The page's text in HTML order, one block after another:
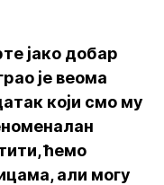
јако добар
је веома
који смо му
ћемо
али могу